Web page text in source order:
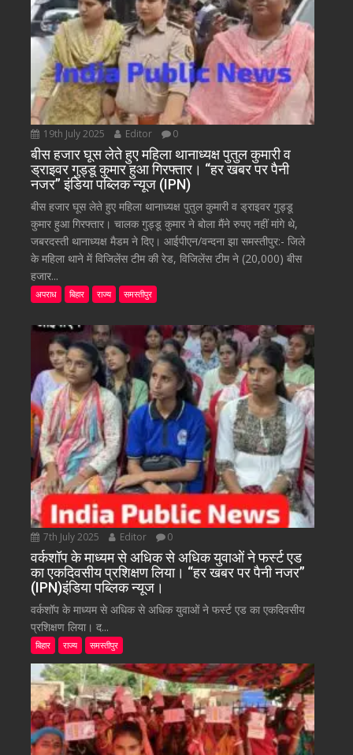
19th July 2025 Editor 0
बीस हजार घूस लेते हुए महिला थानाध्यक्ष पुतुल कुमारी व
ड्राइवर गुड्डू कुमार हुआ गिरफ्तार। “हर खबर पर पैनी
नजर” इंडिया पब्लिक न्यूज (IPN)
बीस हजार घूस लेते हुए महिला थानाध्यक्ष पुतुल कुमारी व ड्राइवर गुड्डू
कुमार हुआ गिरफ्तार। चालक गुड्डू कुमार ने बोला मैंने रुपए नहीं मांगे थे,
जबरदस्ती थानाध्यक्ष मैडम ने दिए। आईपीएन/वन्दना झा समस्तीपुर:- जिले
के महिला थाने में विजिलेंस टीम की रेड, विजिलेंस टीम ने (20,000) बीस
हजार...
अपराध बिहार राज्य समस्तीपुर
7th July 2025 Editor 0
वर्कशॉप के माध्यम से अधिक से अधिक युवाओं ने फर्स्ट एड
का एकदिवसीय प्रशिक्षण लिया। “हर खबर पर पैनी नजर”
(IPN)इंडिया पब्लिक न्यूज।
वर्कशॉप के माध्यम से अधिक से अधिक युवाओं ने फर्स्ट एड का एकदिवसीय
प्रशिक्षण लिया। द...
बिहार राज्य समस्तीपुर